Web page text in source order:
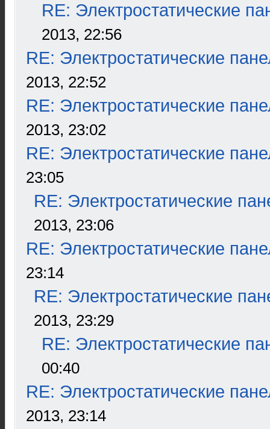
RE: Электростатические
2013, 22:56
RE: Электростатические
2013, 22:52
RE: Электростатические
2013, 23:02
RE: Электростатические
23:05
RE: Электростатические
2013, 23:06
RE: Электростатические
23:14
RE: Электростатические
2013, 23:29
RE: Электростатические
00:40
RE: Электростатические
2013, 23:14